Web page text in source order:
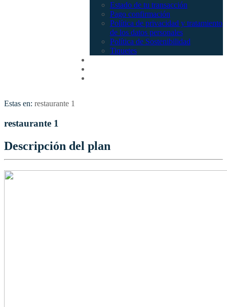
Estado de tu transacción
Pago confirmación
Política de privacidad y tratamiento
de los datos personales
Política de Sostenibilidad
Tiquetes
Estas en: restaurante 1
restaurante 1
Descripción del plan